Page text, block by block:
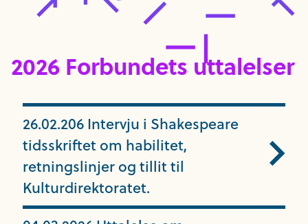
2026 Forbundets uttalelser
26.02.206 Intervju i Shakespeare
tidsskriftet om habilitet,
retningslinjer og tillit til
Kulturdirektoratet.